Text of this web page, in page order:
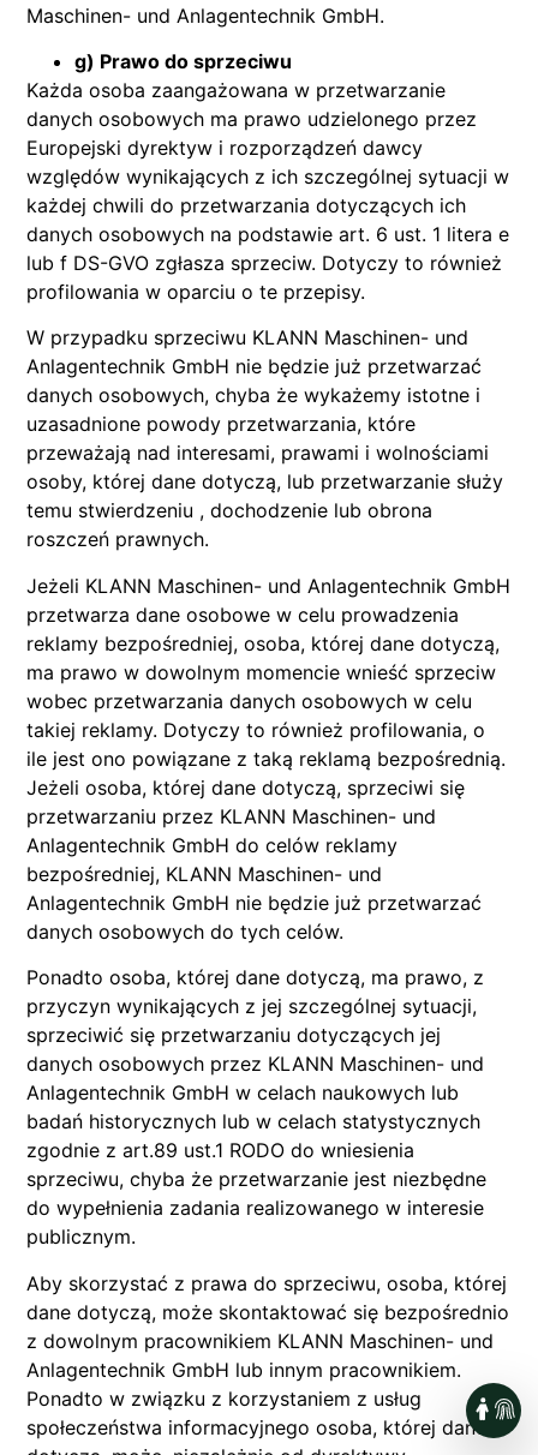
Maschinen- und Anlagentechnik GmbH.
g) Prawo do sprzeciwu
Każda osoba zaangażowana w przetwarzanie
danych osobowych ma prawo udzielonego przez
Europejski dyrektyw i rozporządzeń dawcy
względów wynikających z ich szczególnej sytuacji w
każdej chwili do przetwarzania dotyczących ich
danych osobowych na podstawie art. 6 ust. 1 litera e
lub f DS-GVO zgłasza sprzeciw. Dotyczy to również
profilowania w oparciu o te przepisy.
W przypadku sprzeciwu KLANN Maschinen- und
Anlagentechnik GmbH nie będzie już przetwarzać
danych osobowych, chyba że wykażemy istotne i
uzasadnione powody przetwarzania, które
przeważają nad interesami, prawami i wolnościami
osoby, której dane dotyczą, lub przetwarzanie służy
temu stwierdzeniu , dochodzenie lub obrona
roszczeń prawnych.
Jeżeli KLANN Maschinen- und Anlagentechnik GmbH
przetwarza dane osobowe w celu prowadzenia
reklamy bezpośredniej, osoba, której dane dotyczą,
ma prawo w dowolnym momencie wnieść sprzeciw
wobec przetwarzania danych osobowych w celu
takiej reklamy. Dotyczy to również profilowania, o
ile jest ono powiązane z taką reklamą bezpośrednią.
Jeżeli osoba, której dane dotyczą, sprzeciwi się
przetwarzaniu przez KLANN Maschinen- und
Anlagentechnik GmbH do celów reklamy
bezpośredniej, KLANN Maschinen- und
Anlagentechnik GmbH nie będzie już przetwarzać
danych osobowych do tych celów.
Ponadto osoba, której dane dotyczą, ma prawo, z
przyczyn wynikających z jej szczególnej sytuacji,
sprzeciwić się przetwarzaniu dotyczących jej
danych osobowych przez KLANN Maschinen- und
Anlagentechnik GmbH w celach naukowych lub
badań historycznych lub w celach statystycznych
zgodnie z art.89 ust.1 RODO do wniesienia
sprzeciwu, chyba że przetwarzanie jest niezbędne
do wypełnienia zadania realizowanego w interesie
publicznym.
Aby skorzystać z prawa do sprzeciwu, osoba, której
dane dotyczą, może skontaktować się bezpośrednio
z dowolnym pracownikiem KLANN Maschinen- und
Anlagentechnik GmbH lub innym pracownikiem.
Ponadto w związku z korzystaniem z usług
społeczeństwa informacyjnego osoba, której dane